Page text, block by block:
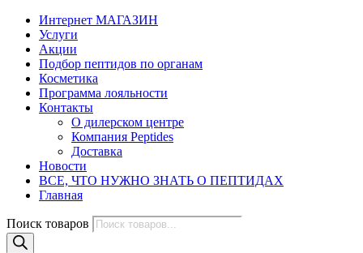
Интернет МАГАЗИН
Услуги
Акции
Подбор пептидов по органам
Косметика
Программа лояльности
Контакты
О дилерском центре
Компания Peptides
Доставка
Новости
ВСЕ, ЧТО НУЖНО ЗНАТЬ О ПЕПТИДАХ
Главная
Поиск товаров